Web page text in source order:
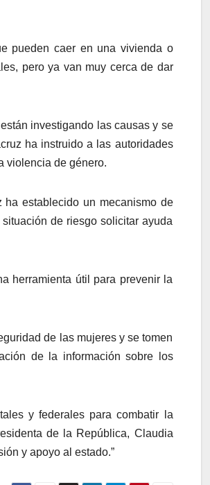
pueden caer en una vivienda o
pero ya van muy cerca de dar
investigando las causas y se
ha instruido a las autoridades
violencia de género.
establecido un mecanismo de
de riesgo solicitar ayuda
herramienta útil para prevenir la
de las mujeres y se tomen
de la información sobre los
y federales para combatir la
de la República, Claudia
y apoyo al estado.”